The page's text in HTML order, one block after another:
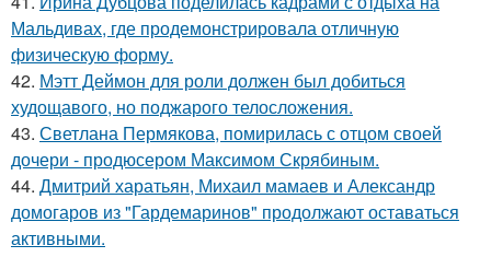
Мальдивах, где продемонстрировала отличную
физическую форму.
42. Мэтт Деймон для роли должен был добиться
худощавого, но поджарого телосложения.
43. Светлана Пермякова, помирилась с отцом своей
дочери - продюсером Максимом Скрябиным.
44. Дмитрий харатьян, Михаил мамаев и Александр
домогаров из "Гардемаринов" продолжают оставаться
активными.